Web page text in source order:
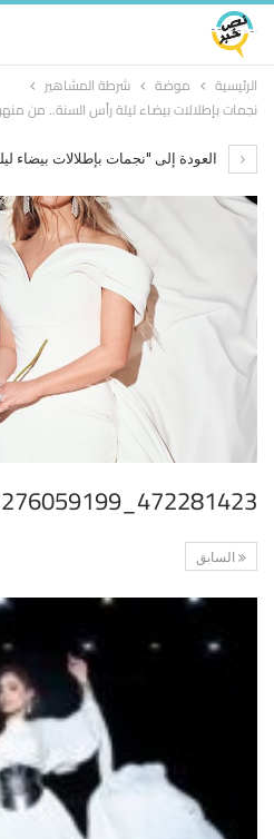
الرئيسية موضة
شرطة المشاهير
نجمات بإطلالات بيضاء ليلة رأس السنة.. من
العودة إلى "نجمات بإطلالات بيضاء
472281423_18477217276059199_3864512396720457318_n
السابق